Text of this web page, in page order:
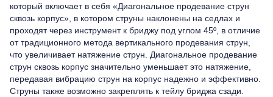
который включает в себя «Диагональное продевание струн
сквозь корпус», в котором струны наклонены на седлах и
проходят через инструмент к бриджу под углом 45º, в отличие
от традиционного метода вертикального продевания струн,
что увеличивает натяжение струн. Диагональное продевание
струн сквозь корпус значительно уменьшает это натяжение,
передавая вибрацию струн на корпус надежно и эффективно.
Струны также возможно закреплять к тейлу бриджа сзади.